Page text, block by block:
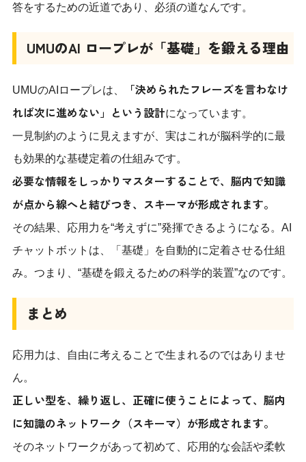
答をするための近道であり、必須の道なんです。
UMUのAI ロープレが「基礎」を鍛える理由
UMUのAIロープレは、
「決められたフレーズを言わなけ
れば次に進めない」という設計になっています。
一見制約のように見えますが、実はこれが脳科学的に最
も効果的な基礎定着の仕組みです。
必要な情報をしっかりマスターすることで、脳内で知識
が点から線へと結びつき、スキーマが形成されます。
その結果、応用力を“考えずに”発揮できるようになる。AI
チャットボットは、「基礎」を自動的に定着させる仕組
み。つまり、“基礎を鍛えるための科学的装置”なのです。
まとめ
応用力は、自由に考えることで生まれるのではありませ
ん。
正しい型を、繰り返し、正確に使うことによって、脳内
に知識のネットワーク（スキーマ）が形成されます。
そのネットワークがあって初めて、応用的な会話や柔軟